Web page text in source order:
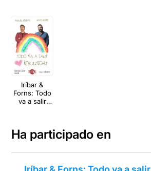
Iríbar &
Forns: Todo
va a salir
Ha participado en